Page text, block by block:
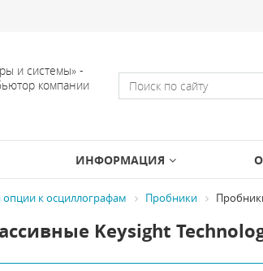
и системы» -
компании
ИНФОРМАЦИЯ
опции к осциллографам Пробники
Keysight